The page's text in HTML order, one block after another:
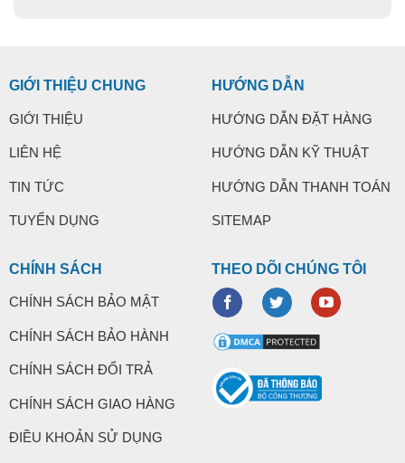
GIỚI THIỆU CHUNG
GIỚI THIỆU
LIÊN HỆ
TIN TỨC
TUYỂN DỤNG
HƯỚNG DẪN
HƯỚNG DẪN ĐẶT HÀNG
HƯỚNG DẪN KỸ THUẬT
HƯỚNG DẪN THANH TOÁN
SITEMAP
CHÍNH SÁCH
CHÍNH SÁCH BẢO MẬT
CHÍNH SÁCH BẢO HÀNH
CHÍNH SÁCH ĐỔI TRẢ
CHÍNH SÁCH GIAO HÀNG
ĐIỀU KHOẢN SỬ DỤNG
THEO DÕI CHÚNG TÔI